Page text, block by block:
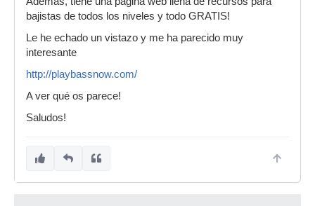
bajistas de todos los niveles y todo GRATIS!
Le he echado un vistazo y me ha parecido muy
interesante
http://playbassnow.com/
A ver qué os parece!
Saludos!